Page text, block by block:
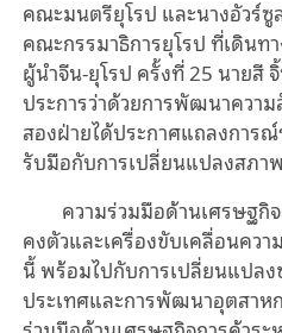
คณะมนตรียุโรป และนางอัวร์ซู
คณะกรรมาธิการยุโรป ที่เดินท
ผู้นำจีน-ยุโรป ครั้งที่ 25 นายสี
ประการว่าด้วยการพัฒนาควา
สองฝ่ายได้ประกาศแถลงการ
รับมือกับการเปลี่ยนแปลงสภา
ความร่วมมือด้านเศรษฐกิ
คงตัวและเครื่องขับเคลื่อนคว
นี้ พร้อมไปกับการเปลี่ยนแปลง
ประเทศและการพัฒนาอุตสาห